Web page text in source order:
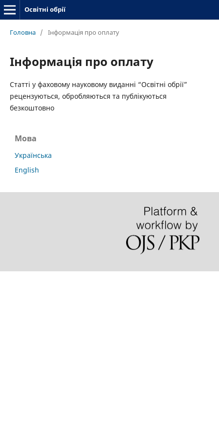
Освітні обрії
Головна / Інформація про оплату
Інформація про оплату
Статті у фаховому науковому виданні “Освітні обрії”
рецензуються, обробляються та публікуються
безкоштовно
Мова
Українська
English